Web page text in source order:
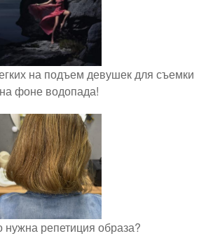
на подъем девушек для съемки
на фоне водопада!
нужна репетиция образа?